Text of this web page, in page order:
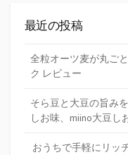
最近の投稿
全粒オーツ麦が丸ご
ク レビュー
そら豆と大豆の旨み
しお味、miino大豆し
おうちで手軽にリッ